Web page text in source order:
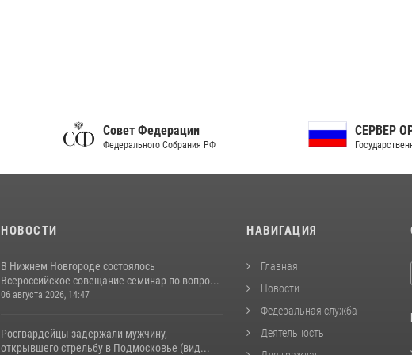
Совет Федерации
Федерального Собрания РФ
СЕРВЕР ОРГАНОВ
Государственной власти РФ
НОВОСТИ
В Нижнем Новгороде состоялось
Всероссийское совещание-семинар по вопро...
06 августа 2026, 14:47
Росгвардейцы задержали мужчину,
открывшего стрельбу в Подмосковье (вид...
НАВИГАЦИЯ
Главная
Новости
Федеральная служба
Деятельность